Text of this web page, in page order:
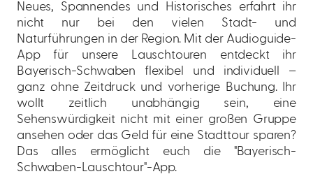
Neues, Spannendes und Historisches erfahrt ihr
nicht nur bei den vielen Stadt- und
Naturführungen in der Region. Mit der Audioguide-
App für unsere Lauschtouren entdeckt ihr
Bayerisch-Schwaben flexibel und individuell –
ganz ohne Zeitdruck und vorherige Buchung. Ihr
wollt zeitlich unabhängig sein, eine
Sehenswürdigkeit nicht mit einer großen Gruppe
ansehen oder das Geld für eine Stadttour sparen?
Das alles ermöglicht euch die "Bayerisch-
Schwaben-Lauschtour"-App.